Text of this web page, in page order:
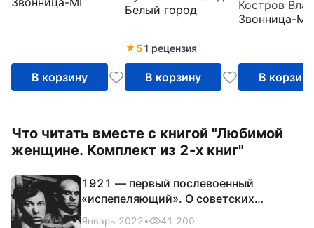
В корзину
Белый город
51 рецензия
В корзину
Звонница-МГ
В корзину
Что читать вместе с книгой "Любимой
женщине. Комплект из 2-х книг"
1921 — первый послевоенный
«испепеляющий». О советских
писателях в 1921 году
Январь 2022• 41 200